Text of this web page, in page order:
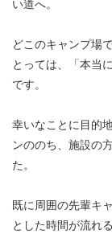
い道へ。
どこのキャンプ場
とっては、「本当
です。
幸いなことに目的
ンののち、施設の
た。
既に周囲の先輩キ
とした時間が流れ